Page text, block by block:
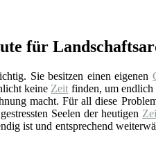
für
Sie besitzen einen eigenen
keine Zeit finden, um endlich
macht. Für all diese
Seelen der heutigen
ist und entsprechend